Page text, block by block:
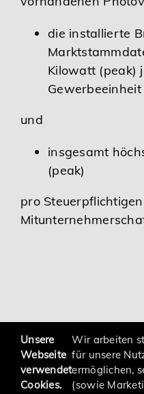
die installierte
Kilowatt (peak)
Gewerbeeinheit
und
insgesamt
(peak)
pro
zurück
Unsere
Webseite
verwendet
Cookies.
Wir arbeiten
für unsere
ermöglichen,
(sowie